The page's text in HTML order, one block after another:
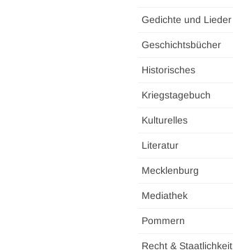
Gedichte und Lieder
Geschichtsbücher
Historisches
Kriegstagebuch
Kulturelles
Literatur
Mecklenburg
Mediathek
Pommern
Recht & Staatlichkeit